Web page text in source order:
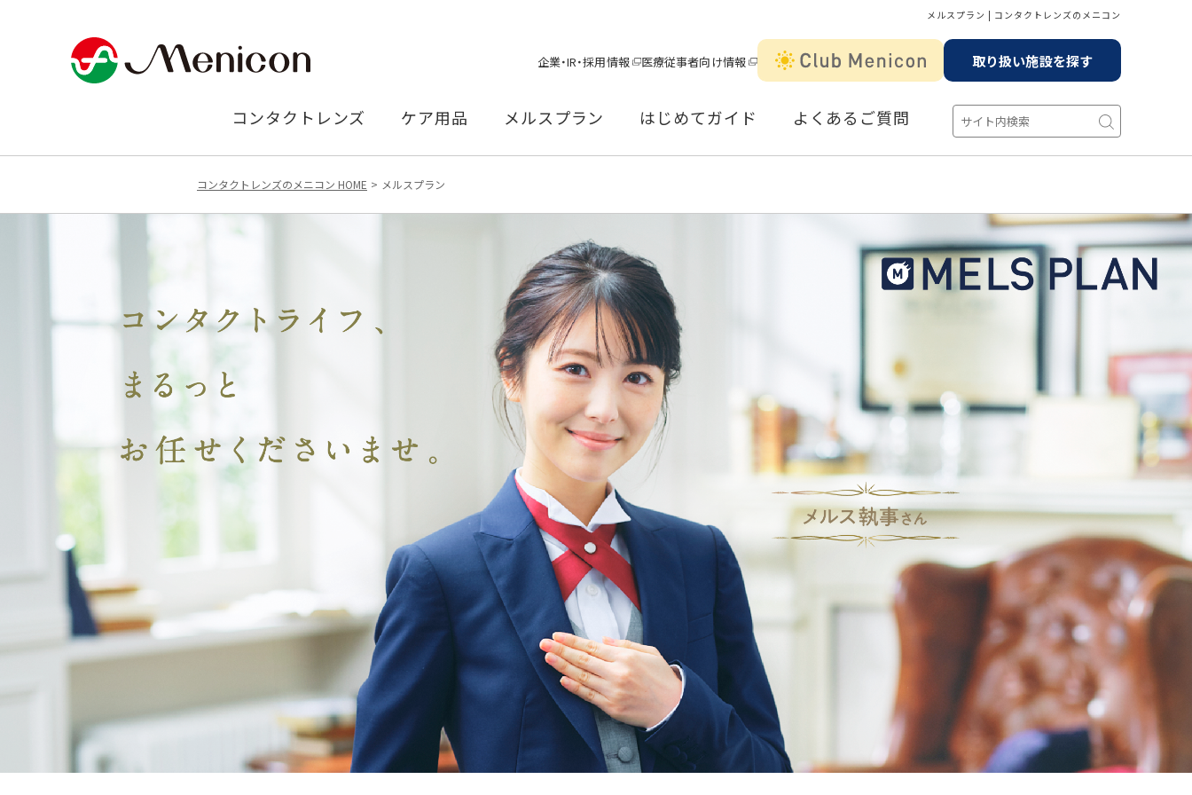
メルスプラン | コンタクトレンズのメニコン
企業・IR・採用情報 医療従事者向け情報 取り扱い施設を探す
コンタクトレンズ ケア用品 メルスプラン はじめてガイド よくあるご質問
コンタクトレンズのメニコン HOME メルスプラン